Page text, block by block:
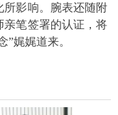
所影响。腕表还随附
亲笔签署的认证，将
”娓娓道来。